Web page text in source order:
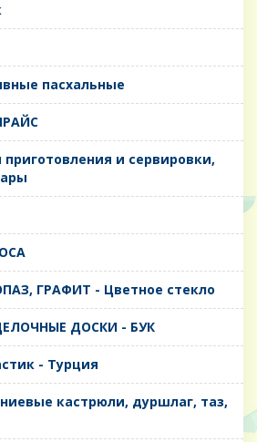
пасхальные
приготовления и сервировки,
ГРАФИТ - Цветное стекло
ДОСКИ - БУК
- Турция
кастрюли, дуршлаг, таз,